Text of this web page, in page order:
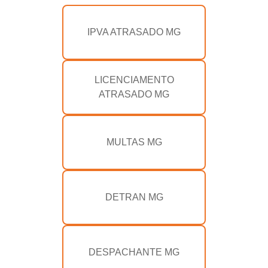
IPVA ATRASADO MG
LICENCIAMENTO
ATRASADO MG
MULTAS MG
DETRAN MG
DESPACHANTE MG